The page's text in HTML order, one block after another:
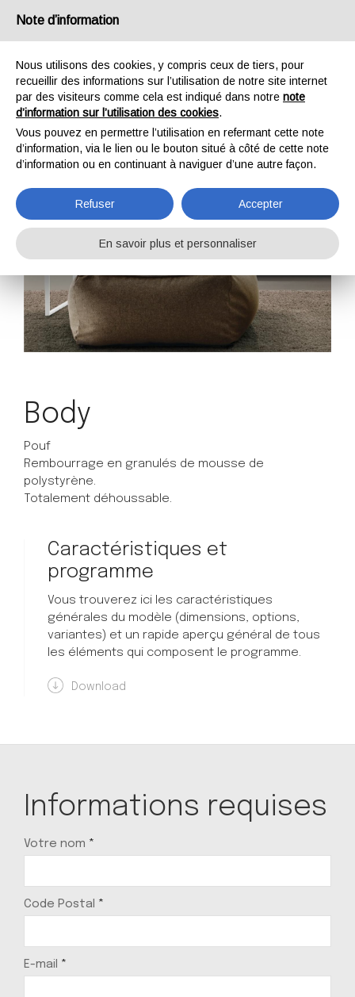
Body
Home Compléments Body
Body
Pouf
Rembourrage en granulés de mousse de
polystyrène.
Totalement déhoussable.
Caractéristiques et
programme
Vous trouverez ici les caractéristiques
générales du modèle (dimensions, options,
variantes) et un rapide aperçu général de tous
les éléments qui composent le programme.
Download
Informations requises
Votre nom *
Code Postal *
E-mail *
Note d’information
Nous utilisons des cookies, y compris ceux de tiers, pour
recueillir des informations sur l’utilisation de notre site internet
par des visiteurs comme cela est indiqué dans notre note
d’information sur l’utilisation des cookies.
Vous pouvez en permettre l’utilisation en refermant cette note
d’information, via le lien ou le bouton situé à côté de cette note
d’information ou en continuant à naviguer d’une autre façon.
Refuser Accepter
En savoir plus et personnaliser